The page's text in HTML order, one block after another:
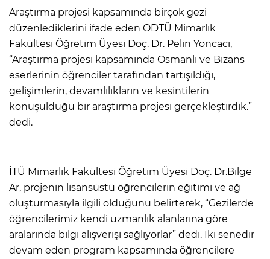
Araştırma projesi kapsamında birçok gezi
düzenlediklerini ifade eden ODTÜ Mimarlık
Fakültesi Öğretim Üyesi Doç. Dr. Pelin Yoncacı,
“Araştırma projesi kapsamında Osmanlı ve Bizans
eserlerinin öğrenciler tarafından tartışıldığı,
gelişimlerin, devamlılıkların ve kesintilerin
konuşulduğu bir araştırma projesi gerçekleştirdik.”
dedi.
İTÜ Mimarlık Fakültesi Öğretim Üyesi Doç. Dr.Bilge
Ar, projenin lisansüstü öğrencilerin eğitimi ve ağ
oluşturmasıyla ilgili olduğunu belirterek, “Gezilerde
öğrencilerimiz kendi uzmanlık alanlarına göre
aralarında bilgi alışverişi sağlıyorlar” dedi. İki senedir
devam eden program kapsamında öğrencilere